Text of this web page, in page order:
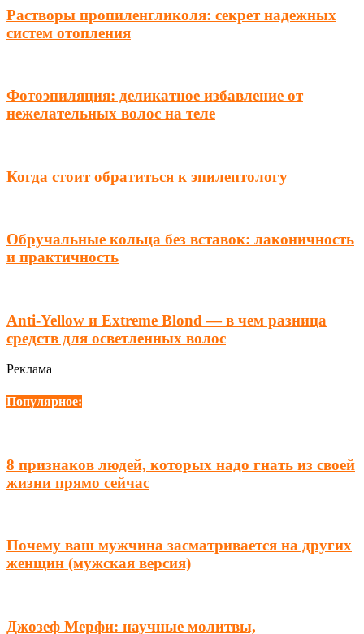
Растворы пропиленгликоля: секрет надежных
систем отопления
Фотоэпиляция: деликатное избавление от
нежелательных волос на теле
Когда стоит обратиться к эпилептологу
Обручальные кольца без вставок: лаконичность
и практичность
Anti-Yellow и Extreme Blond — в чем разница
средств для осветленных волос
Реклама
Популярное:
8 признаков людей, которых надо гнать из своей
жизни прямо сейчас
Почему ваш мужчина засматривается на других
женщин (мужская версия)
Джозеф Мерфи: научные молитвы,